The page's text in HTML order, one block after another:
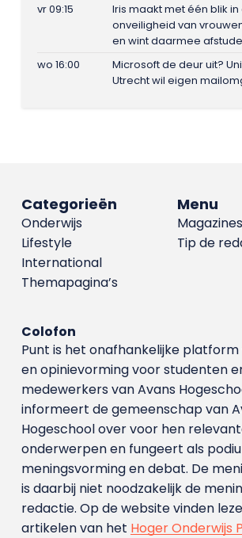
vr 09:15
Iris maakt met één blik
onveiligheid van
en wint daarmee
wo 16:00
Microsoft de deur uit?
Utrecht wil eigen
Menu
Magazines
Tip de
Categorieën
Onderwijs
Lifestyle
International
Themapagina’s
Colofon
Punt is het onafhankelijke platform
en opinievorming voor studenten
medewerkers van Avans
informeert de gemeenschap van
Hogeschool over voor hen
onderwerpen en fungeert als
meningsvorming en debat. De
is daarbij niet noodzakelijk de
redactie. Op de website vinden
artikelen van het Hoger Onderwijs